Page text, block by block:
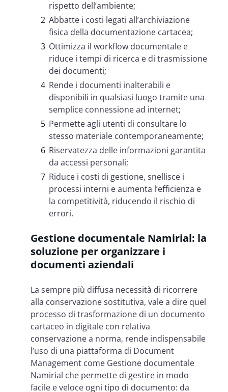
rispetto dell’ambiente;
Abbatte i costi legati all’archiviazione
fisica della documentazione cartacea;
Ottimizza il workflow documentale e
riduce i tempi di ricerca e di trasmissione
dei documenti;
Rende i documenti inalterabili e
disponibili in qualsiasi luogo tramite una
semplice connessione ad internet;
Permette agli utenti di consultare lo
stesso materiale contemporaneamente;
Riservatezza delle informazioni garantita
da accessi personali;
Riduce i costi di gestione, snellisce i
processi interni e aumenta l’efficienza e
la competitività, riducendo il rischio di
errori.
Gestione documentale Namirial: la
soluzione per organizzare i
documenti aziendali
La sempre più diffusa necessità di ricorrere
alla conservazione sostitutiva, vale a dire quel
processo di trasformazione di un documento
cartaceo in digitale con relativa
conservazione a norma, rende indispensabile
l’uso di una piattaforma di Document
Management come Gestione documentale
Namirial che permette di gestire in modo
facile e veloce ogni tipo di documento: da